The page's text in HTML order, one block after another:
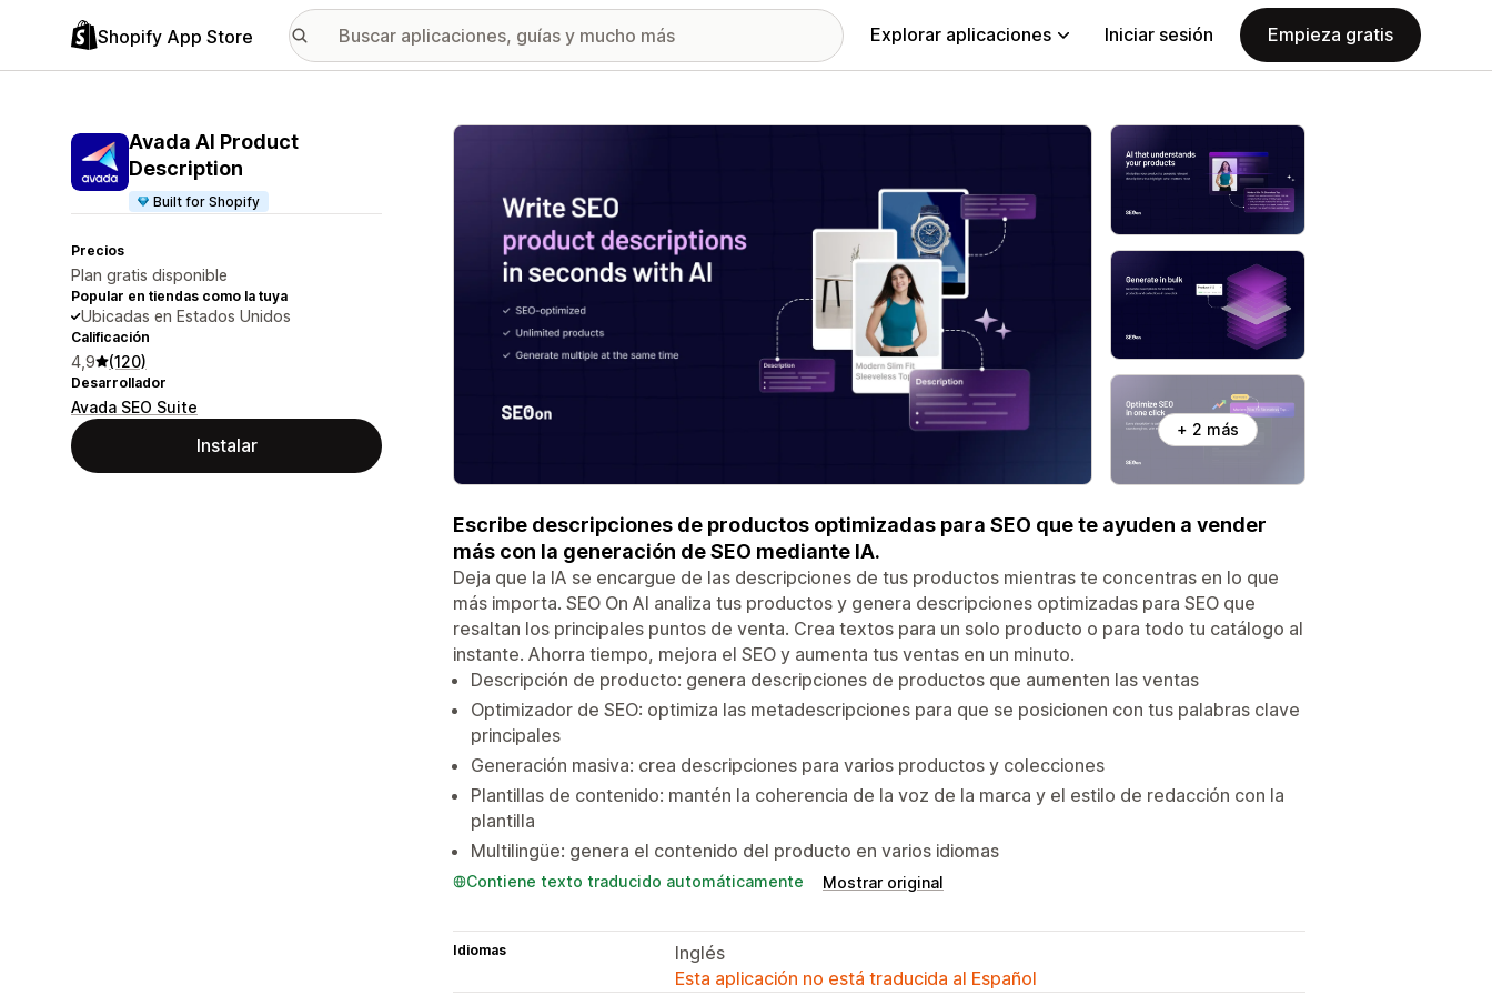
Shopify App Store Explorar aplicaciones Iniciar sesión Empieza gratis
Avada AI Product
Description
Built for Shopify
Precios
Plan gratis disponible
Popular en tiendas como la tuya
Ubicadas en Estados Unidos
Calificación
4,9 (120)
Desarrollador
Avada SEO Suite
Instalar
Galería de imágenes destacadas
+ 2 más
Escribe descripciones de productos optimizadas para SEO que te ayuden a vender
más con la generación de SEO mediante IA.
Deja que la IA se encargue de las descripciones de tus productos mientras te concentras en lo que
más importa. SEO On AI analiza tus productos y genera descripciones optimizadas para SEO que
resaltan los principales puntos de venta. Crea textos para un solo producto o para todo tu catálogo al
instante. Ahorra tiempo, mejora el SEO y aumenta tus ventas en un minuto.
Descripción de producto: genera descripciones de productos que aumenten las ventas
Optimizador de SEO: optimiza las metadescripciones para que se posicionen con tus palabras clave
principales
Generación masiva: crea descripciones para varios productos y colecciones
Plantillas de contenido: mantén la coherencia de la voz de la marca y el estilo de redacción con la
plantilla
Multilingüe: genera el contenido del producto en varios idiomas
Contiene texto traducido automáticamente Mostrar original
Idiomas
Inglés
Esta aplicación no está traducida al Español